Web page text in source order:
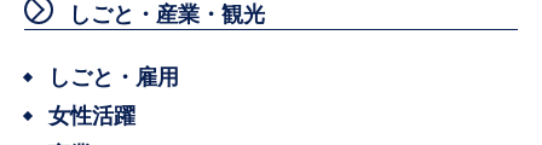
しごと・産業・観光
しごと・雇用
女性活躍